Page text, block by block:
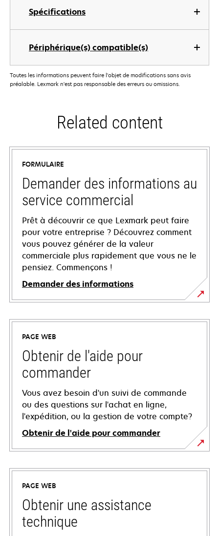
Spécifications
Périphérique(s) compatible(s)
Toutes les informations peuvent faire l'objet de modifications sans avis
préalable. Lexmark n'est pas responsable des erreurs ou omissions.
Related content
FORMULAIRE
Demander des informations au
service commercial
Prêt à découvrir ce que Lexmark peut faire
pour votre entreprise ? Découvrez comment
vous pouvez générer de la valeur
commerciale plus rapidement que vous ne le
pensiez. Commençons !
Demander des informations
PAGE WEB
Obtenir de l'aide pour
commander
Vous avez besoin d'un suivi de commande
ou des questions sur l'achat en ligne,
l'expédition, ou la gestion de votre compte?
Obtenir de l'aide pour commander
PAGE WEB
Obtenir une assistance
technique